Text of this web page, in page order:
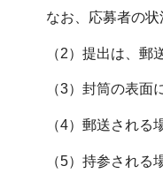
なお、応募者の
（2）提出は、郵
（3）封筒の表
（4）郵送される
（5）持参され